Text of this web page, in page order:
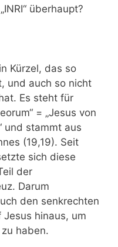
überhaupt?
Kürzel, das so
und auch so nicht
Es steht für
= „Jesus von
und stammt aus
(19,19). Seit
sich diese
der
Darum
den senkrechten
hinaus, um
haben.